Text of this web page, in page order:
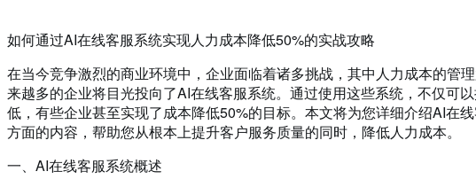
如何通过AI在线客服系统实现人力成本降低50%的实战攻略
在当今竞争激烈的商业环境中，企业面临着诸多挑战，其中人力成本的管
来越多的企业将目光投向了AI在线客服系统。通过使用这些系统，不仅可
低，有些企业甚至实现了成本降低50%的目标。本文将为您详细介绍AI在
方面的内容，帮助您从根本上提升客户服务质量的同时，降低人力成本。
一、AI在线客服系统概述